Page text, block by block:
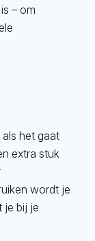
– om
het gaat
extra stuk
wordt je
je bij je